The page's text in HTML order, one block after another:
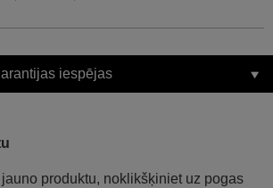
iespējas
jauno produktu, noklikšķiniet uz pogas